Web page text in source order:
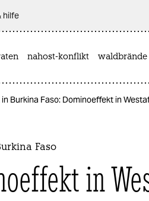
hilfe
nahost-konflikt waldbrände
Burkina Faso: Dominoeffekt in
Faso
in